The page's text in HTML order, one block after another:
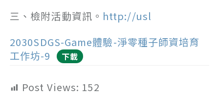
三、檢附活動資訊。 http://usl
2030SDGS-Game體驗-淨零種子師資培育
工作坊-9
下載
Post Views: 152